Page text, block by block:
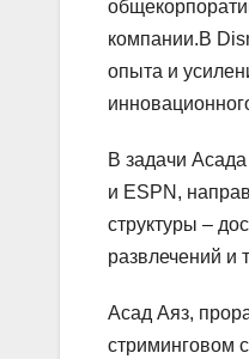
компании.В
опыта и
В задачи
и ESPN,
структуры –
развлечений и
Асад Аяз,
стриминговом